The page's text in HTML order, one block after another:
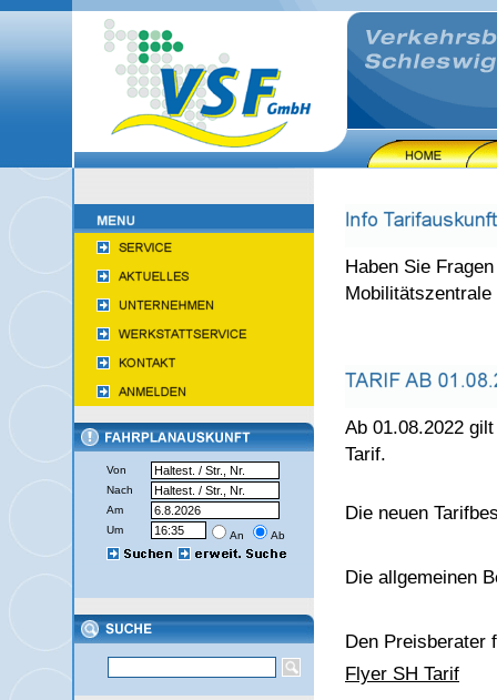
Von
Nach
Am
Um
An Ab
Haben Sie
Mobilitätszentrale
Ab 01.08.2022
Tarif.
Die neuen
Die allgemeinen
Den Preisberater
Flyer SH Tarif